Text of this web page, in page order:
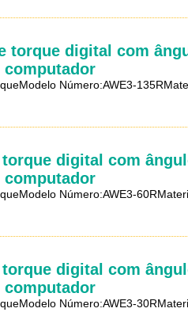
torque digital com
computador
Número:AWE3-
torque digital com
computador
Número:AWE3-
torque digital com
computador
Número:AWE3-